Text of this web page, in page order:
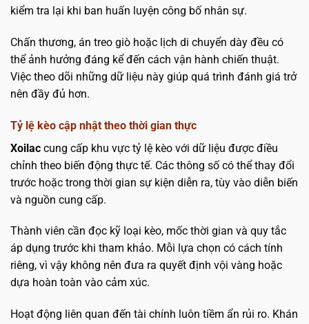
kiểm tra lại khi ban huấn luyện công bố nhân sự.
Chấn thương, án treo giò hoặc lịch di chuyển dày đều có
thể ảnh hưởng đáng kể đến cách vận hành chiến thuật.
Việc theo dõi những dữ liệu này giúp quá trình đánh giá trở
nên đầy đủ hơn.
Tỷ lệ kèo cập nhật theo thời gian thực
Xoilac cung cấp khu vực tỷ lệ kèo với dữ liệu được điều
chỉnh theo biến động thực tế. Các thông số có thể thay đổi
trước hoặc trong thời gian sự kiện diễn ra, tùy vào diễn biến
và nguồn cung cấp.
Thành viên cần đọc kỹ loại kèo, mốc thời gian và quy tắc
áp dụng trước khi tham khảo. Mỗi lựa chọn có cách tính
riêng, vì vậy không nên đưa ra quyết định vội vàng hoặc
dựa hoàn toàn vào cảm xúc.
Hoạt động liên quan đến tài chính luôn tiềm ẩn rủi ro. Khán